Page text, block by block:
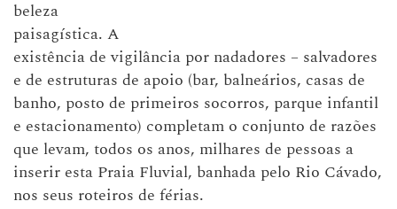
beleza
paisagística. A
existência de vigilância por nadadores – salvadores
e de estruturas de apoio (bar, balneários, casas de
banho, posto de primeiros socorros, parque infantil
e estacionamento) completam o conjunto de razões
que levam, todos os anos, milhares de pessoas a
inserir esta Praia Fluvial, banhada pelo Rio Cávado,
nos seus roteiros de férias.